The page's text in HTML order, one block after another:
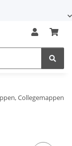
Collegemappen